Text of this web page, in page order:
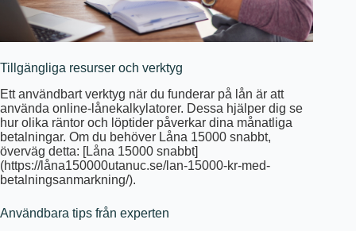
Tillgängliga resurser och verktyg
Ett användbart verktyg när du funderar på lån är att
använda online-lånekalkylatorer. Dessa hjälper dig se
hur olika räntor och löptider påverkar dina månatliga
betalningar. Om du behöver Låna 15000 snabbt,
överväg detta: [Låna 15000 snabbt]
(https://låna150000utanuc.se/lan-15000-kr-med-
betalningsanmarkning/).
Användbara tips från experten